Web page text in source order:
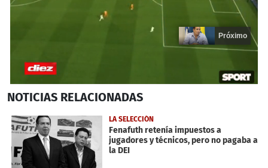
seconds
14
seconds
Próximo
NOTICIAS RELACIONADAS
LA SELECCIÓN
Fenafuth retenía impuestos a
jugadores y técnicos, pero no pagaba a
la DEI